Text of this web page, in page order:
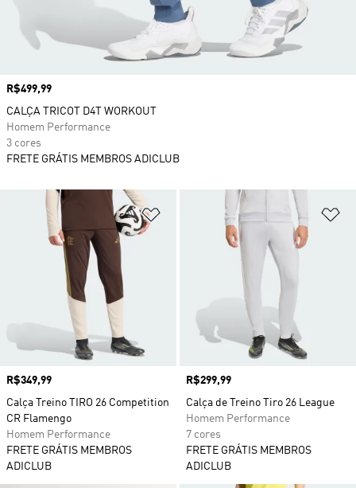
Adicionar à Lista de Desejos
Preço
R$349,99
Calça Treino TIRO 26 Competition
CR Flamengo
Homem Performance
FRETE GRÁTIS MEMBROS
ADICLUB
Preço
R$299,99
Calça de Treino Tiro 26 League
Homem Performance
7 cores
FRETE GRÁTIS MEMBROS
ADICLUB
Preço
R$499,99
CALÇA TRICOT D4T WORKOUT
Homem Performance
3 cores
FRETE GRÁTIS MEMBROS ADICLUB